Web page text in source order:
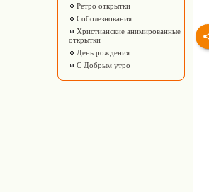
Ретро открытки
Соболезнования
Христианские анимированные
открытки
День рождения
С Добрым утро